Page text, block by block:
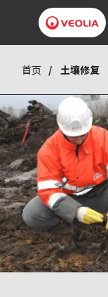
首页 土壤修复